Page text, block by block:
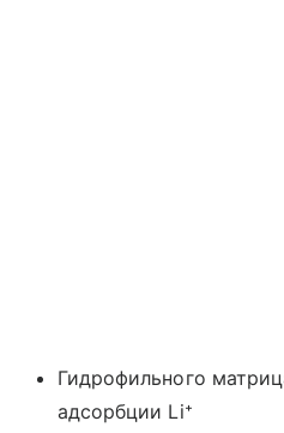
Гидрофильного
адсорбции Li⁺